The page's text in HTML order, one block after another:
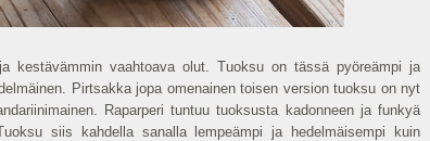
kestävämmin vaahtoava olut. Tuoksu on tässä pyöreämpi ja
Pirtsakka jopa omenainen toisen version tuoksu on nyt
Raparperi tuntuu tuoksusta kadonneen ja funkyä
siis kahdella sanalla lempeämpi ja hedelmäisempi kuin